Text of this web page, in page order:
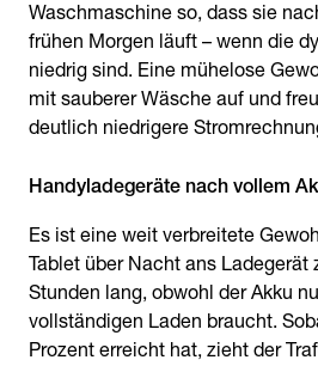
Waschmaschine so, dass sie
frühen Morgen läuft – wenn die
niedrig sind. Eine mühelose
mit sauberer Wäsche auf und
deutlich niedrigere
Handyladegeräte nach vollem
Es ist eine weit verbreitete
Tablet über Nacht ans Ladegerät
Stunden lang, obwohl der Akku
vollständigen Laden braucht.
Prozent erreicht hat, zieht der